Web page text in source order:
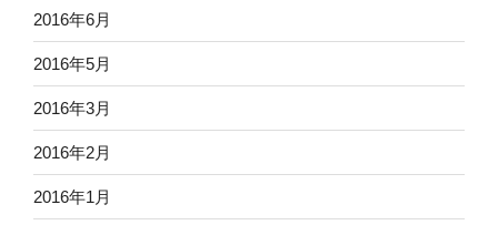
2016年6月
2016年5月
2016年3月
2016年2月
2016年1月